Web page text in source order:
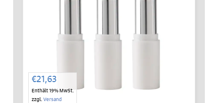
€21,63
Enthält 19% MwSt.
zzgl. Versand